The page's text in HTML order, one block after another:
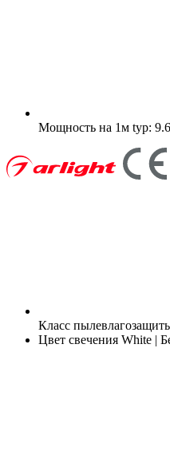
Мощность на 1м typ:
Класс
Цвет свечения White |